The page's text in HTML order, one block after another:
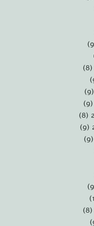
(8)
(9)
(9)
(8)
(9)
(9)
(8)